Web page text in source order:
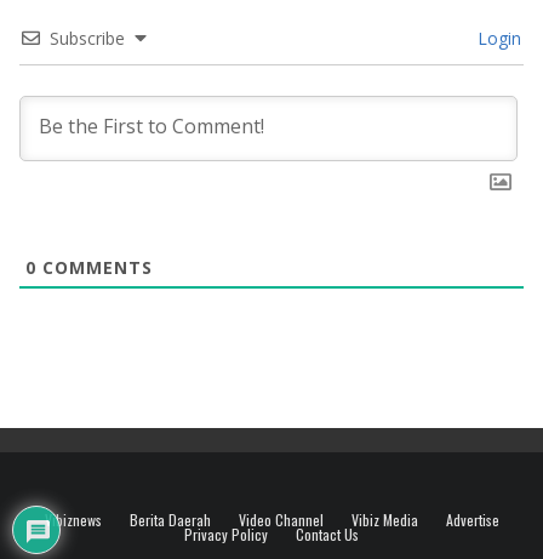
Subscribe Login
0 COMMENTS
Vibiznews Berita Daerah Video Channel Vibiz Media Advertise
Privacy Policy Contact Us